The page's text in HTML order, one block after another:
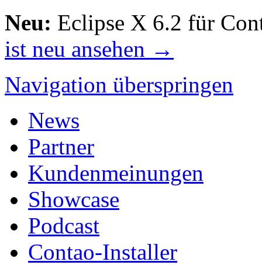
Neu: Eclipse X 6.2 für
ist neu ansehen →
Navigation überspringen
News
Partner
Kundenmeinungen
Showcase
Podcast
Contao-Installer